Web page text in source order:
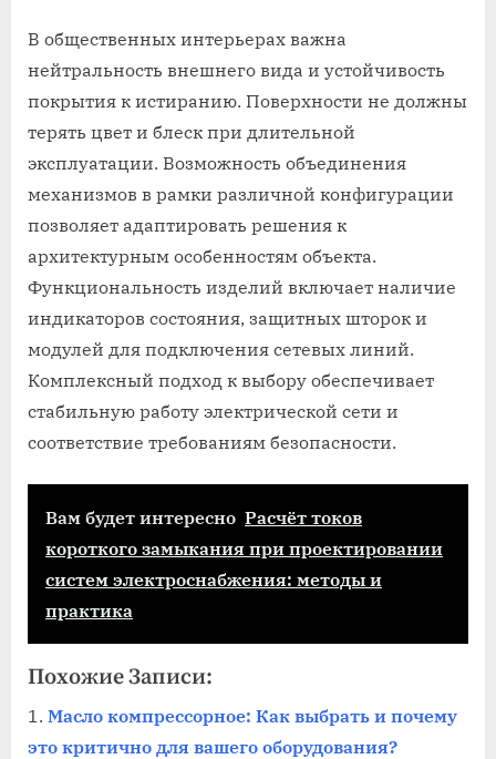
В общественных интерьерах важна
нейтральность внешнего вида и устойчивость
покрытия к истиранию. Поверхности не должны
терять цвет и блеск при длительной
эксплуатации. Возможность объединения
механизмов в рамки различной конфигурации
позволяет адаптировать решения к
архитектурным особенностям объекта.
Функциональность изделий включает наличие
индикаторов состояния, защитных шторок и
модулей для подключения сетевых линий.
Комплексный подход к выбору обеспечивает
стабильную работу электрической сети и
соответствие требованиям безопасности.
Вам будет интересно Расчёт токов
короткого замыкания при проектировании
систем электроснабжения: методы и
практика
Похожие Записи:
Масло компрессорное: Как выбрать и почему
это критично для вашего оборудования?